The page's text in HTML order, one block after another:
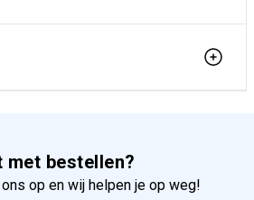
met bestellen?
op en wij helpen je op weg!